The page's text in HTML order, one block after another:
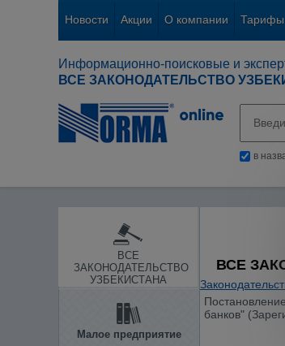
Новости Акции О компании Тарифы
Информационно-поисковые и
ВСЕ ЗАКОНОДАТЕЛЬСТВО
в
ВСЕ
ЗАКОНОДАТЕЛЬСТВО
УЗБЕКИСТАНА
Малое предприятие
ВСЕ
банков"